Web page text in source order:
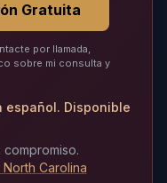
Gratuita
por llamada,
sobre mi consulta y
español. Disponible
compromiso.
Carolina